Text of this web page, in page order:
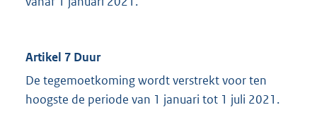
Artikel 7 Duur
De tegemoetkoming wordt verstrekt voor ten
hoogste de periode van 1 januari tot 1 juli 2021.